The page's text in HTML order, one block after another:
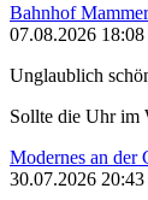
Bahnhof
07.08.2026
Unglaublich
Sollte die Uhr im
Modernes an der
30.07.2026